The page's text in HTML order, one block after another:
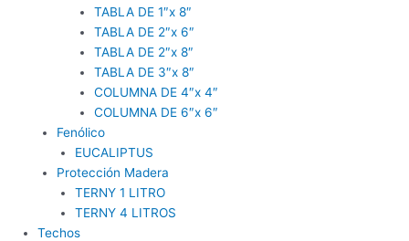
TABLA DE 1″x 8″
TABLA DE 2″x 6″
TABLA DE 2″x 8″
TABLA DE 3″x 8″
COLUMNA DE 4″x 4″
COLUMNA DE 6″x 6″
Fenólico
EUCALIPTUS
Protección Madera
TERNY 1 LITRO
TERNY 4 LITROS
Techos